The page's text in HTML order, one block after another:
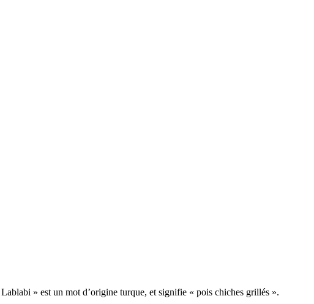
» est un mot d’origine turque, et signifie « pois chiches grillés ».